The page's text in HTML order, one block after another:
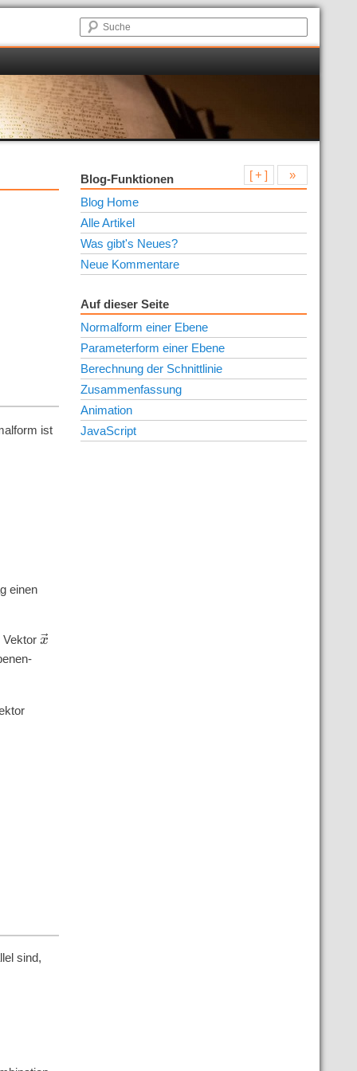
»
[ + ]
ist
einen
Vektorx→
sind,
Blog-Funktionen
Blog Home
Alle Artikel
Was gibt's Neues?
Neue Kommentare
Auf dieser Seite
Normalform einer Ebene
Parameterform einer Ebene
Berechnung der Schnittlinie
Zusammenfassung
Animation
JavaScript